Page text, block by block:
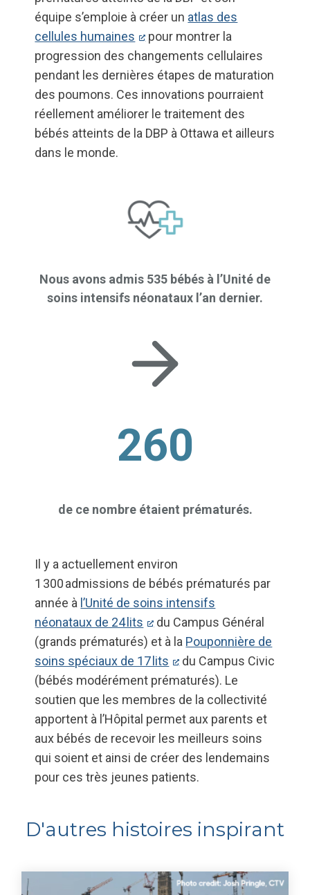
équipe s’emploie à créer un atlas des
cellules humaines
pour montrer la
progression des changements cellulaires
pendant les dernières étapes de maturation
des poumons. Ces innovations pourraient
réellement améliorer le traitement des
bébés atteints de la DBP à Ottawa et ailleurs
dans le monde.
Nous avons admis 535 bébés à l’Unité de
soins intensifs néonataux l’an dernier.
260
de ce nombre étaient prématurés.
Il y a actuellement environ
1 300 admissions de bébés prématurés par
année à l’Unité de soins intensifs
néonataux de 24 lits
du Campus Général
(grands prématurés) et à la Pouponnière de
soins spéciaux de 17 lits
du Campus Civic
(bébés modérément prématurés). Le
soutien que les membres de la collectivité
apportent à l’Hôpital permet aux parents et
aux bébés de recevoir les meilleurs soins
qui soient et ainsi de créer des lendemains
pour ces très jeunes patients.
D'autres histoires inspirant